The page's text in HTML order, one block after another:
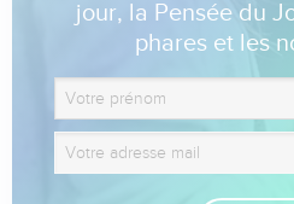
jour, la Pensée du
phares et les